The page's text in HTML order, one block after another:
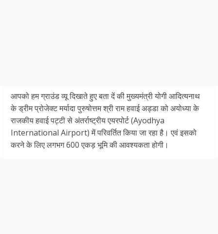
आपको हम ग्राउंड व्यू दिखाते हुए बता दें की मुख्यमंत्री योगी आदित्यनाथ
के ड्रीम प्रोजेक्ट मर्यादा पुरुषोत्तम श्री राम हवाई अड्डा को अयोध्या के
राजकीय हवाई पट्टी से अंतर्राष्ट्रीय एयरपोर्ट (Ayodhya
International Airport) में परिवर्तित किया जा रहा है। एवं इसको
करने के लिए लगभग 600 एकड़ भूमि की आवश्यकता होगी।